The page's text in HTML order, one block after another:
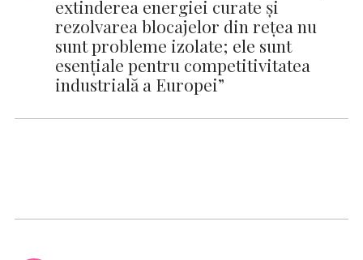
extinderea energiei curate și
rezolvarea blocajelor din rețea nu
sunt probleme izolate; ele sunt
esențiale pentru competitivitatea
industrială a Europei”